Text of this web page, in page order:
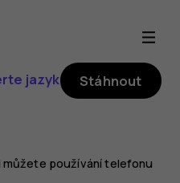
jazyk Stáhnout
můžete používání telefonu